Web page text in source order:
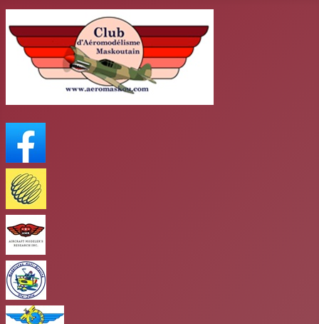
Club mars